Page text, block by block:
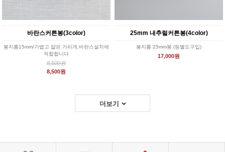
바란스커튼봉(3color)
봉지름15mm/가볍고 얇은 가리개,바란스설치에
적합합니다
8,500원
8,500원
25mm 내추럴커튼봉(4color)
봉지름 25mm봉 (링별도구입)
17,000원
더보기